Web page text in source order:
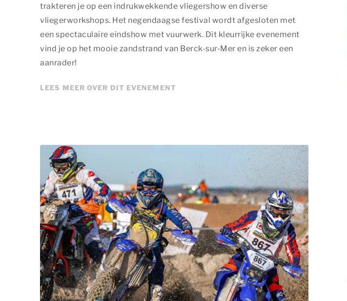
trakteren je op een indrukwekkende vliegershow en diverse
vliegerworkshops. Het negendaagse festival wordt afgesloten met
een spectaculaire eindshow met vuurwerk. Dit kleurrijke evenement
vind je op het mooie zandstrand van Berck-sur-Mer en is zeker een
aanrader!
LEES MEER OVER DIT EVENEMENT